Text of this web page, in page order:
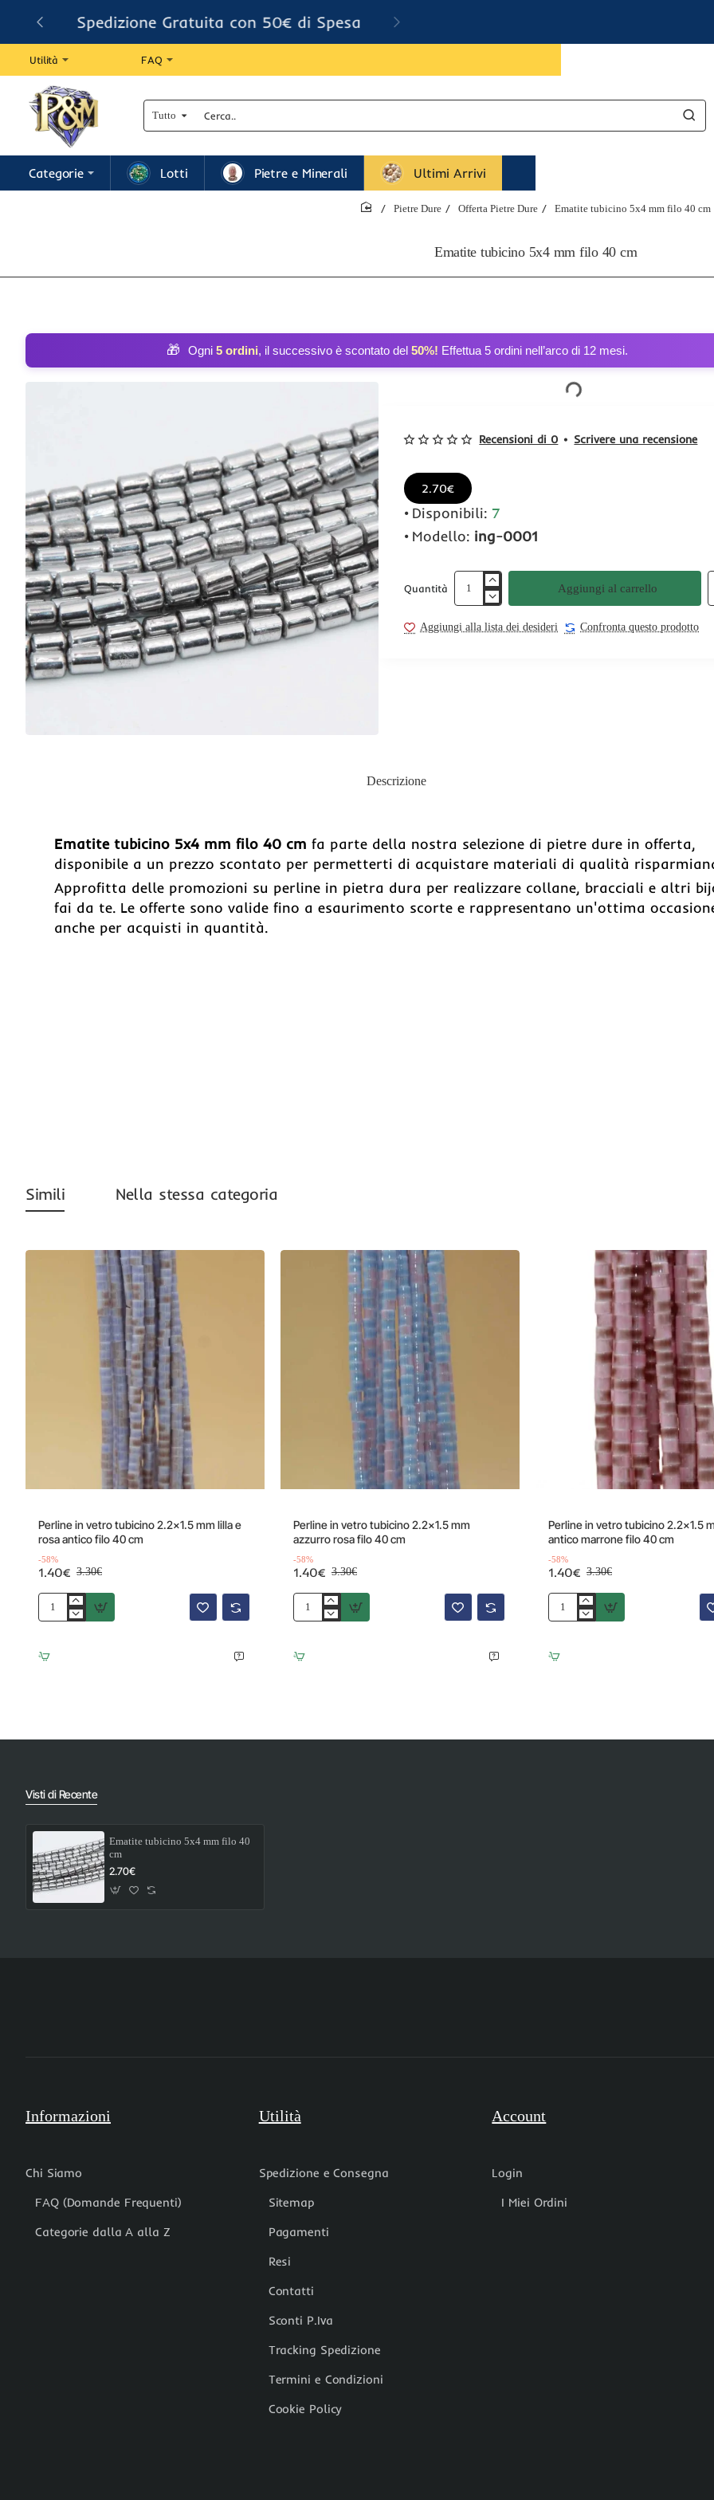
Spedizione Gratuita con 50€ di Spesa
Utilità FAQ
Tutto
Cerca..
Categorie Lotti Pietre e Minerali Ultimi Arrivi
Ematite tubicino 5x4 mm filo 40 cm
Pietre Dure Offerta Pietre Dure Ematite tubicino 5x4 mm filo 40 cm
🎁 Ogni 5 ordini, il successivo è scontato del 50%! Effettua 5 ordini nell’arco di 12 mesi.
Recensioni di 0 • Scrivere una recensione
2.70€
Disponibili: 7
Modello: ing-0001
Quantità Aggiungi al carrello
Aggiungi alla lista dei desideri Confronta questo prodotto
Descrizione
Ematite tubicino 5x4 mm filo 40 cm fa parte della nostra selezione di pietre dure in offerta,
disponibile a un prezzo scontato per permetterti di acquistare materiali di qualità
Approfitta delle promozioni su perline in pietra dura per realizzare collane, bracciali e altri
fai da te. Le offerte sono valide fino a esaurimento scorte e rappresentano un'ottima
anche per acquisti in quantità.
Simili Nella stessa categoria
Perline in vetro tubicino 2.2x1.5 mm lilla e
rosa antico filo 40 cm
-58%
1.40€ 3.30€
Perline
in
tubicino
2.2x1.5
filo
Perline in vetro tubicino 2.2x1.5 mm
azzurro rosa filo 40 cm
-58%
1.40€ 3.30€
Perline
in
tubicino
2.2x1.5
cm
Perline in vetro tubicino 2.2x1.5
antico marrone filo 40 cm
-58%
1.40€ 3.30€
Perline
in
tubicino
2.2x1.5
40
Visti di Recente
Ematite tubicino 5x4 mm filo 40
cm
2.70€
Informazioni
Chi Siamo
FAQ (Domande Frequenti)
Categorie dalla A alla Z
Utilità
Spedizione e Consegna
Sitemap
Pagamenti
Resi
Contatti
Sconti P.Iva
Tracking Spedizione
Termini e Condizioni
Cookie Policy
Account
Login
I Miei Ordini